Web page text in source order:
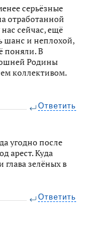
серьёзные
отработанной
сейчас, ещё
шанс и неплохой,
поняли. В
Родины
коллективом.
Ответить
угодно после
арест. Куда
глава зелёных в
Ответить